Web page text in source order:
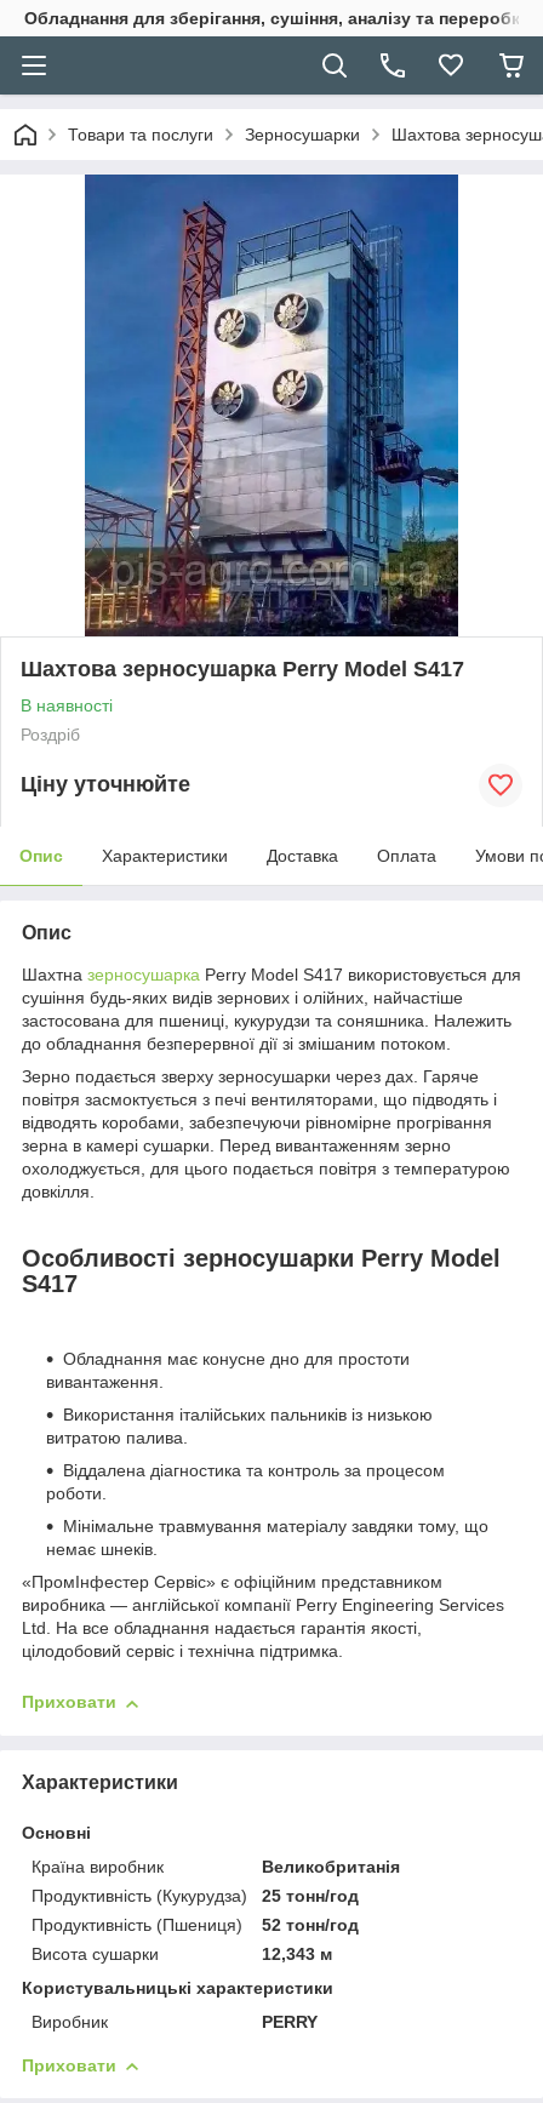
Обладнання для зберігання, сушіння, аналізу та переробки
Товари та послуги Зерносушарки Шахтова
Шахтова зерносушарка Perry Model S417
В наявності
Роздріб
Ціну уточнюйте
Опис Характеристики Доставка Оплата Умови
Опис
Шахтна зерносушарка Perry Model S417 використовується для
сушіння будь-яких видів зернових і олійних, найчастіше
застосована для пшениці, кукурудзи та соняшника. Належить
до обладнання безперервної дії зі змішаним потоком.
Зерно подається зверху зерносушарки через дах. Гаряче
повітря засмоктується з печі вентиляторами, що підводять і
відводять коробами, забезпечуючи рівномірне прогрівання
зерна в камері сушарки. Перед вивантаженням зерно
охолоджується, для цього подається повітря з температурою
довкілля.
Особливості зерносушарки Perry Model
S417
Обладнання має конусне дно для простоти
вивантаження.
Використання італійських пальників із низькою
витратою палива.
Віддалена діагностика та контроль за процесом
роботи.
Мінімальне травмування матеріалу завдяки тому, що
немає шнеків.
«ПромІнфестер Сервіс» є офіційним представником
виробника — англійської компанії Perry Engineering Services
Ltd. На все обладнання надається гарантія якості,
цілодобовий сервіс і технічна підтримка.
Приховати
Характеристики
Основні
Країна виробник
Великобританія
Продуктивність (Кукурудза)
25 тонн/год
Продуктивність (Пшениця)
52 тонн/год
Висота сушарки
12,343 м
Користувальницькі характеристики
Виробник
PERRY
Приховати